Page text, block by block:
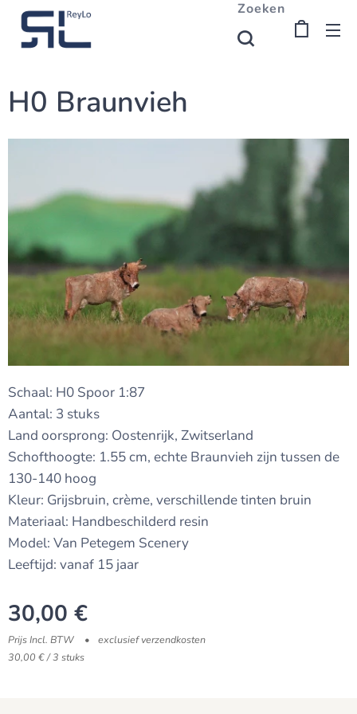
Zoeken
H0 Braunvieh
Schaal: H0 Spoor 1:87
Aantal: 3 stuks
Land oorsprong: Oostenrijk, Zwitserland
Schofthoogte: 1.55 cm, echte Braunvieh zijn tussen de
130-140 hoog
Kleur: Grijsbruin, crème, verschillende tinten bruin
Materiaal: Handbeschilderd resin
Model: Van Petegem Scenery
Leeftijd: vanaf 15 jaar
30,00 €
Prijs Incl. BTW
exclusief verzendkosten
30,00 € / 3 stuks